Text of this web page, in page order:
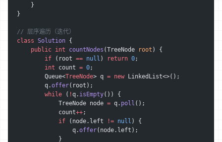
    }
}
// 层序遍历（迭代）
class Solution {
    public
int countNodes (TreeNode root ) {
        if
(root == null ) return 0;
        int
count = 0;
        Queue<
TreeNode> q = new LinkedList<>();
        q.
offer(root);
        while
( !q. isEmpty()) {
            TreeNode node
= q. poll ();
            count
++;
            if
(node.left != null ) {
                q.
offer(node.left);
            }